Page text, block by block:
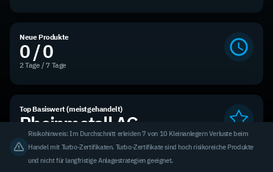
Neue Produkte
0 / 0
2 Tage / 7 Tage
Top Basiswert (meistgehandelt)
Rheinmetall AG
4,86 % des Handelsvolumens
Risikohinweis: Im Durchschnitt erleiden 7 von 10 Kleinanlegern Verluste beim
Handel mit Turbo-Zertifikaten. Turbo-Zertifikate sind hoch risikoreiche Produkte
und nicht für langfristige Anlagestrategien geeignet.